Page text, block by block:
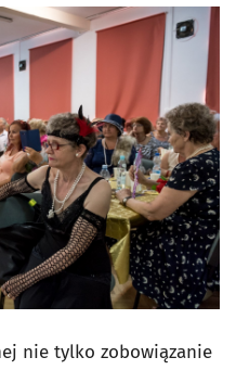
nie tylko zobowiązanie